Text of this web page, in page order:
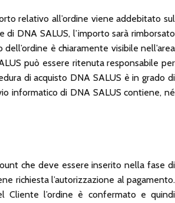
relativo all’ordine viene addebitato sul
DNA SALUS, l’importo sarà rimborsato
è chiaramente visibile nell’area
può essere ritenuta responsabile per
di acquisto DNA SALUS è in grado di
informatico di DNA SALUS contiene, né
che deve essere inserito nella fase di
richiesta l’autorizzazione al pagamento.
Cliente l’ordine è confermato e quindi